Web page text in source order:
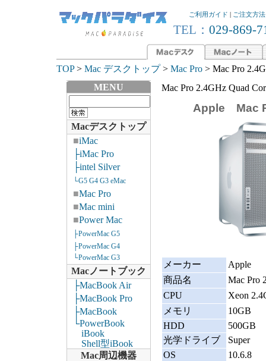
ご利用ガイド | ご注文方法
TEL： 029-869-
TOP> Mac デスクトップ> Mac Pro > Mac Pro
MENU
Macデスクトップ
■iMac
├iMac Pro
├intel Silver
└G5 G4 G3 eMac
■Mac Pro
■Mac mini
■Power Mac
├PowerMac G5
├PowerMac G4
└PowerMac G3
Macノートブック
├MacBook Air
├MacBook Pro
├MacBook
└PowerBook
iBook
Shell型iBook
Mac周辺機器
Mac Pro 2.4GHz Quad
Apple Mac
メーカー
Apple
商品名
Mac Pro
CPU
Xeon
メモリ
10GB
HDD
500GB
光学ドライブ
Super
OS
10.6.8